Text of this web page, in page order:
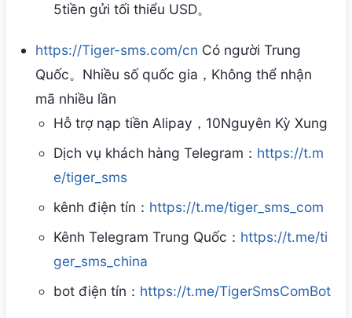
5tiền gửi tối thiểu USD。
https://Tiger-sms.com/cn Có người Trung
Quốc。Nhiều số quốc gia，Không thể nhận
mã nhiều lần
Hỗ trợ nạp tiền Alipay，10Nguyên Kỳ Xung
Dịch vụ khách hàng Telegram： https://t.m
e/tiger_sms
kênh điện tín： https://t.me/tiger_sms_com
Kênh Telegram Trung Quốc： https://t.me/ti
ger_sms_china
bot điện tín： https://t.me/TigerSmsComBot